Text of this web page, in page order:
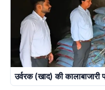
उर्वरक (खाद) की